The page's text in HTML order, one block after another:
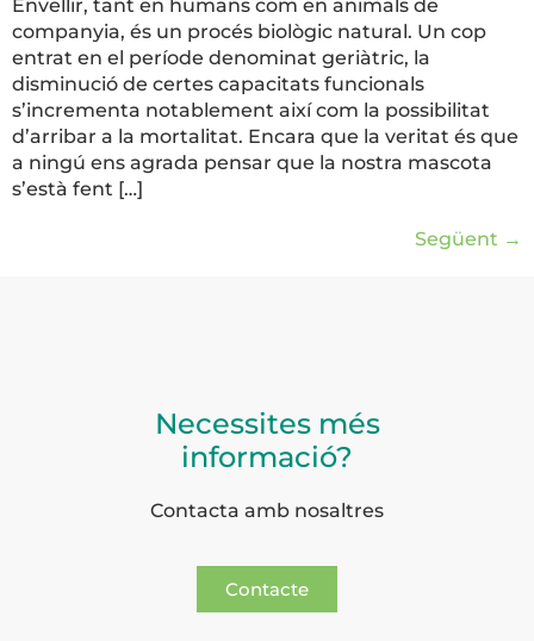
Envellir, tant en humans com en animals de
companyia, és un procés biològic natural. Un cop
entrat en el període denominat geriàtric, la
disminució de certes capacitats funcionals
s’incrementa notablement així com la possibilitat
d’arribar a la mortalitat. Encara que la veritat és que
a ningú ens agrada pensar que la nostra mascota
s’està fent […]
Següent →
Necessites més
informació?
Contacta amb nosaltres
Contacte